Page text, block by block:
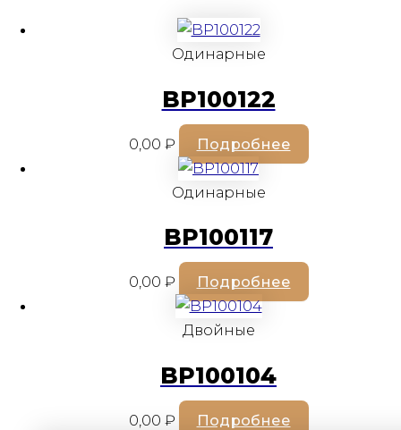
Одинарные
BP100122
0,00 ₽ Подробнее
Одинарные
BP100117
0,00 ₽ Подробнее
Двойные
BP100104
0,00 ₽ Подробнее